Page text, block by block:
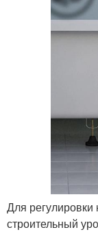
Для
строительный